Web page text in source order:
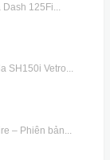
125Fi...
SH150i Vetro...
– Phiên bản...